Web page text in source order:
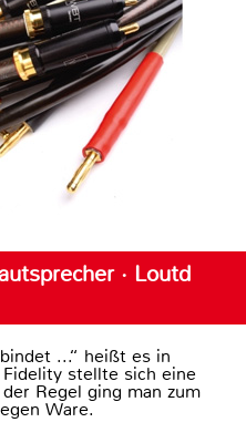
· Loutd
...“ heißt es in
stellte sich eine
Regel ging man zum
Ware.